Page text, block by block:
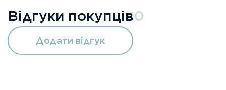
Відгуки покупців0
Додати відгук